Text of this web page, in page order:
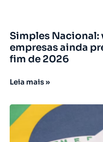
Simples Nacional:
empresas ainda
fim de 2026
Leia mais »